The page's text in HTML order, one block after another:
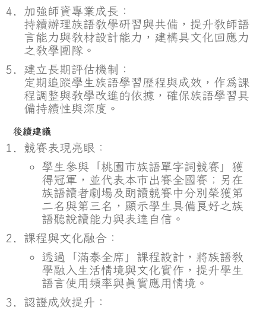
加強師資專業成長：
持續辦理族語教學研習與共備，提升教師語
言能力與教材設計能力，建構具文化回應力
之教學團隊。
建立長期評估機制：
定期追蹤學生族語學習歷程與成效，作為課
程調整與教學改進的依據，確保族語學習具
備持續性與深度。
後續建議
競賽表現亮眼：
學生參與「桃園市族語單字詞競賽」獲
得冠軍，並代表本市出賽全國賽；另在
族語讀者劇場及朗讀競賽中分別榮獲第
二名與第三名，顯示學生具備良好之族
語聽說讀能力與表達自信。
課程與文化融合：
透過「滿泰全席」課程設計，將族語教
學融入生活情境與文化實作，提升學生
語言使用頻率與真實應用情境。
認證成效提升：